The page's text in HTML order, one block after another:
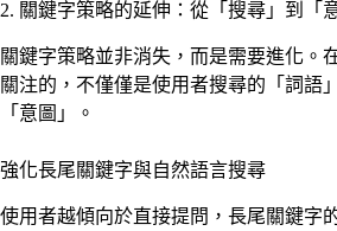
2. 關鍵字策略的延伸：從「搜尋」到「意
關鍵字策略並非消失，而是需要進化。
關注的，不僅僅是使用者搜尋的「詞語
「意圖」。
強化長尾關鍵字與自然語言搜尋
使用者越傾向於直接提問，長尾關鍵字